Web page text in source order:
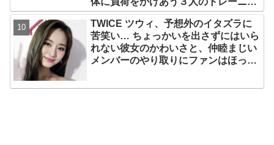
グ風景がかわいすぎるとファンくぎづ
け
TWICE ツウィ、予想外のイタズラに
苦笑い… ちょっかいを出さずにはいら
れない彼女のかわいさと、仲睦まじい
メンバーのやり取りにファンはほっこ